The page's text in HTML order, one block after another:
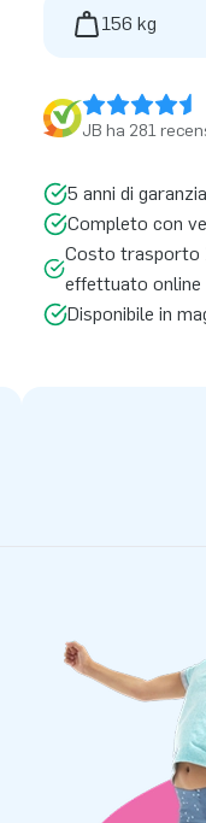
156 kg
JB ha 281
5 anni di garanzia
Completo con
Costo trasporto
effettuato online
Disponibile in